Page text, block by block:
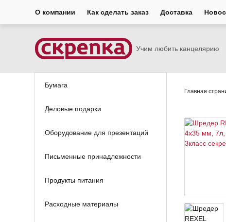
О компании Как сделать заказ Доставка
Учим любить канцелярию
Бумага
Деловые подарки
Оборудование для презентаций
Письменные принадлежности
Продукты питания
Расходные материалы
Главная